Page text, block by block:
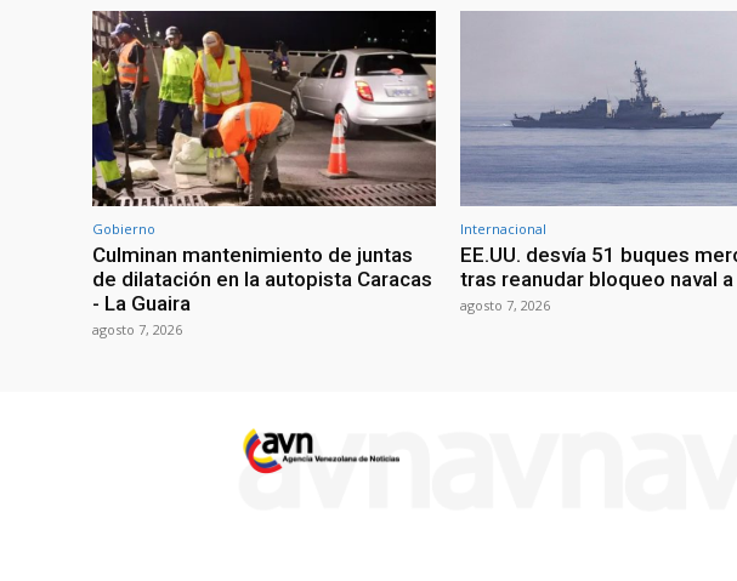
Gobierno
Culminan mantenimiento de juntas
de dilatación en la autopista Caracas
- La Guaira
agosto 7, 2026
Internacional
EE.UU. desvía 51 buques
tras reanudar bloqueo naval a
agosto 7, 2026